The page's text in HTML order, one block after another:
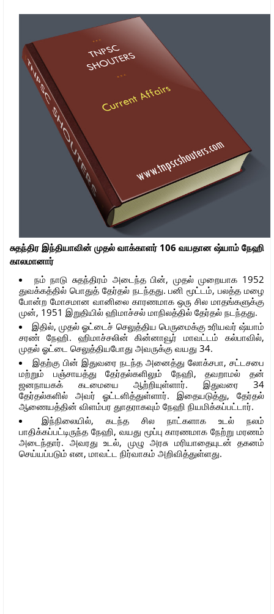
சுதந்திர இந்தியாவின் முதல் வாக்காளர் 106 வயதான ஷ்யாம் நேஹி
காலமானார்
நம் நாடு சுதந்திரம் அடைந்த பின், முதல் முறையாக 1952
துவக்கத்தில் பொதுத் தேர்தல் நடந்தது. பனி மூட்டம், பலத்த மழை
போன்ற மோசமான வானிலை காரணமாக ஒரு சில மாதங்களுக்கு
முன், 1951 இறுதியில் ஹிமாச்சல் மாநிலத்தில் தேர்தல் நடந்தது.
இதில், முதல் ஓட்டைச் செலுத்திய பெருமைக்கு உரியவர் ஷ்யாம்
சரண் நேஹி. ஹிமாச்சலின் கின்னாவூர் மாவட்டம் கல்பாவில்,
முதல் ஓட்டை செலுத்தியபோது அவருக்கு வயது 34.
இதற்கு பின் இதுவரை நடந்த அனைத்து லோக்சபா, சட்டசபை
மற்றும் பஞ்சாயத்து தேர்தல்களிலும் நேஹி, தவறாமல் தன்
ஜனநாயகக் கடமையை ஆற்றியுள்ளார். இதுவரை 34
தேர்தல்களில் அவர் ஓட்டளித்துள்ளார். இதையடுத்து, தேர்தல்
ஆணையத்தின் விளம்பர துாதராகவும் நேஹி நியமிக்கப்பட்டார்.
இந்நிலையில், கடந்த சில நாட்களாக உடல் நலம்
பாதிக்கப்பட்டிருந்த நேஹி, வயது மூப்பு காரணமாக நேற்று மரணம்
அடைந்தார். அவரது உடல், முழு அரசு மரியாதையுடன் தகனம்
செய்யப்படும் என, மாவட்ட நிர்வாகம் அறிவித்துள்ளது.